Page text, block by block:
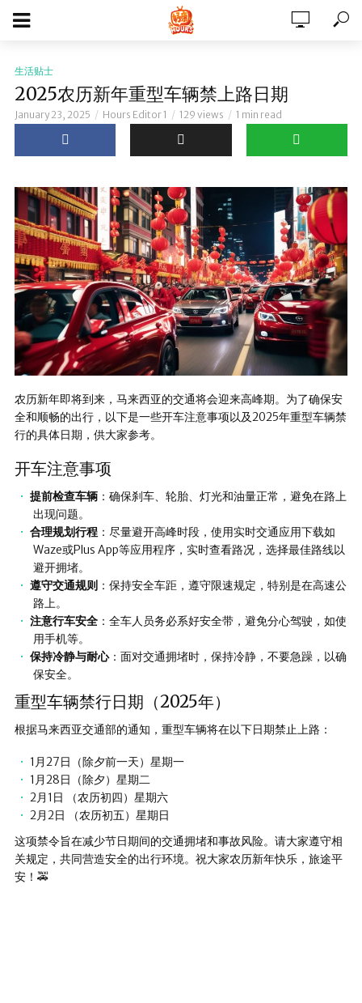
生活贴士
2025农历新年重型车辆禁上路日期
January 23, 2025 Hours Editor 1 129 views 1 min read
农历新年即将到来，马来西亚的交通将会迎来高峰期。为了确保安
全和顺畅的出行，以下是一些开车注意事项以及2025年重型车辆禁
行的具体日期，供大家参考。
开车注意事项
提前检查车辆 ：确保刹车、轮胎、灯光和油量正常，避免在路上
出现问题。
合理规划行程 ：尽量避开高峰时段，使用实时交通应用下载如
Waze或Plus App等应用程序，实时查看路况，选择最佳路线以
避开拥堵。
遵守交通规则 ：保持安全车距，遵守限速规定，特别是在高速公
路上。
注意行车安全 ：全车人员务必系好安全带，避免分心驾驶，如使
用手机等。
保持冷静与耐心：面对交通拥堵时，保持冷静，不要急躁，以确
保安全。
重型车辆禁行日期（2025年）
根据马来西亚交通部的通知，重型车辆将在以下日期禁止上路：
1月27日（除夕前一天）星期一
1月28日（除夕）星期二
2月1日 （农历初四）星期六
2月2日 （农历初五）星期日
这项禁令旨在减少节日期间的交通拥堵和事故风险。请大家遵守相
关规定，共同营造安全的出行环境。祝大家农历新年快乐，旅途平
安！🚕